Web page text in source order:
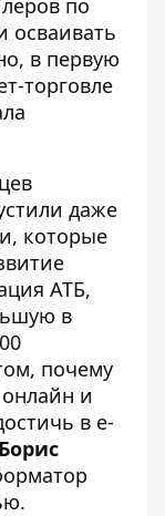
по
осваивать
в первую
торговле
даже
которые
АТБ,
в
почему
и
в e-
Борис